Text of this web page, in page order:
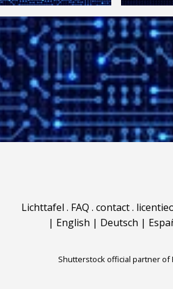
Lichttafel . FAQ . contact.
| English | Deutsch |
Shutterstock official partner of